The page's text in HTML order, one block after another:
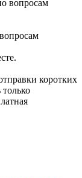
коротких